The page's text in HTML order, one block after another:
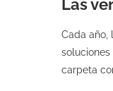
Las
Cada año,
carpeta